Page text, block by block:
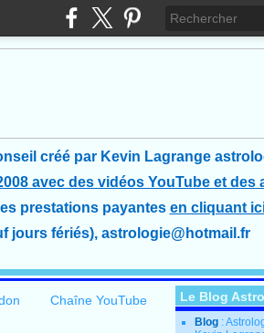
créé par Kevin Lagrange
avec des vidéos YouTube et des
prestations payantes en cliquant
jours fériés), astrologie@hotmail.fr
Chaîne YouTube Le Blog
Blog :